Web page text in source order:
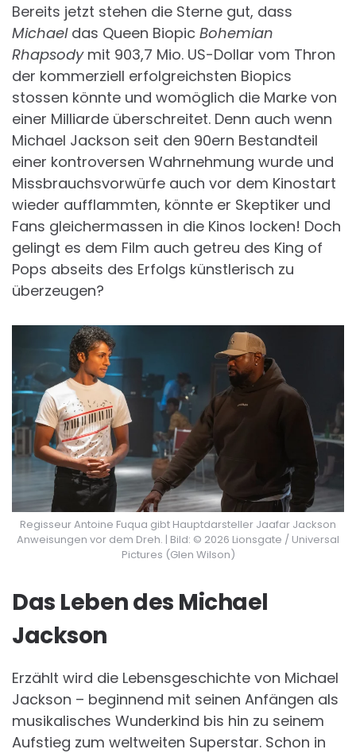
Bereits jetzt stehen die Sterne gut, dass
Michaeldas Queen Biopic Bohemian
Rhapsody mit 903,7 Mio. US-Dollar vom Thron
der kommerziell erfolgreichsten Biopics
stossen könnte und womöglich die Marke von
einer Milliarde überschreitet. Denn auch wenn
Michael Jackson seit den 90ern Bestandteil
einer kontroversen Wahrnehmung wurde und
Missbrauchsvorwürfe auch vor dem Kinostart
wieder aufflammten, könnte er Skeptiker und
Fans gleichermassen in die Kinos locken! Doch
gelingt es dem Film auch getreu des King of
Pops abseits des Erfolgs künstlerisch zu
überzeugen?
Regisseur Antoine Fuqua gibt Hauptdarsteller Jaafar Jackson
Anweisungen vor dem Dreh. | Bild: © 2026 Lionsgate / Universal
Pictures (Glen Wilson)
Das Leben des Michael
Jackson
Erzählt wird die Lebensgeschichte von Michael
Jackson – beginnend mit seinen Anfängen als
musikalisches Wunderkind bis hin zu seinem
Aufstieg zum weltweiten Superstar. Schon in